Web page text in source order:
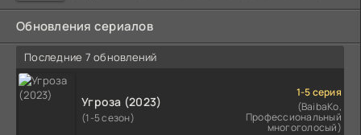
Обновления сериалов
Последние 7 обновлений
Угроза (2023)
(1-5 сезон)
1-5 серия
(BaibaKo,
Профессиональный
многоголосый)